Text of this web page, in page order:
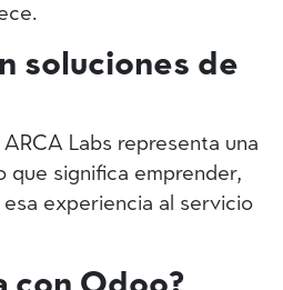
soluciones de
ARCA Labs representa una
que significa emprender,
experiencia al servicio